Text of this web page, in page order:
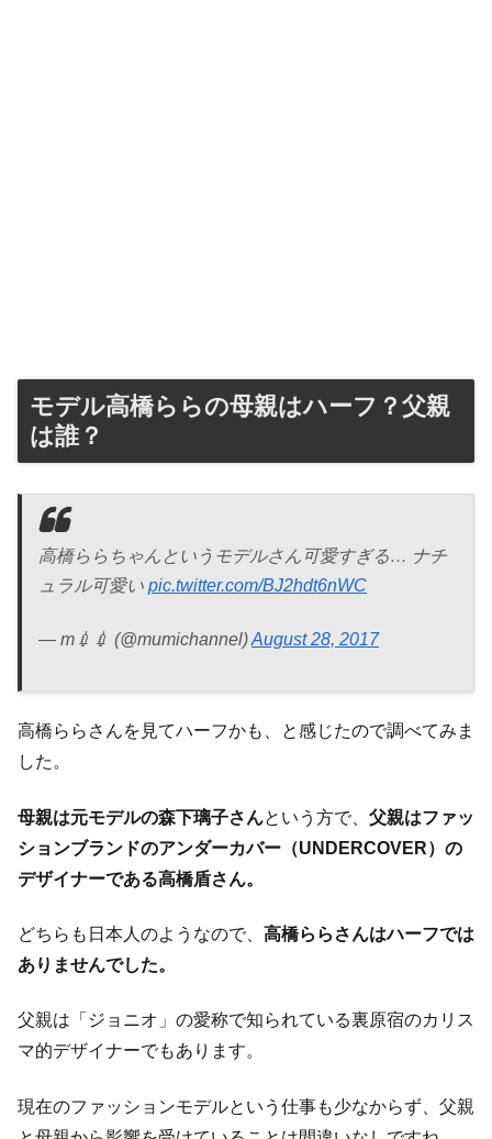
モデル高橋ららの母親はハーフ？父親
は誰？
高橋ららちゃんというモデルさん可愛すぎる… ナチ
ュラル可愛い pic.twitter.com/BJ2hdt6nWC
— m💉💉 (@mumichannel)August 28, 2017
高橋ららさんを見てハーフかも、と感じたので調べてみま
した。
母親は元モデルの森下璃子さんという方で、 父親はファッ
ションブランドのアンダーカバー（UNDERCOVER）の
デザイナーである高橋盾さん。
どちらも日本人のようなので、 高橋ららさんはハーフでは
ありませんでした。
父親は「ジョニオ」の愛称で知られている裏原宿のカリス
マ的デザイナーでもあります。
現在のファッションモデルという仕事も少なからず、父親